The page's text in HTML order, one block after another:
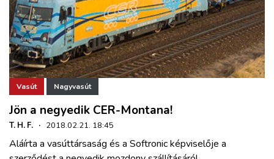
Vasút Nagyvasút
Jön a negyedik CER-Montana!
T. H. F. · 2018.02.21. 18:45
Aláírta a vasúttársaság és a Softronic képviselője a